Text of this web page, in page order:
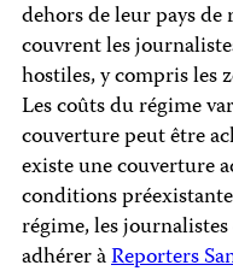
dehors de leur pays de
couvrent les
hostiles, y compris les
Les coûts du régime
couverture peut être
existe une couverture
conditions
régime, les
adhérer àReporters